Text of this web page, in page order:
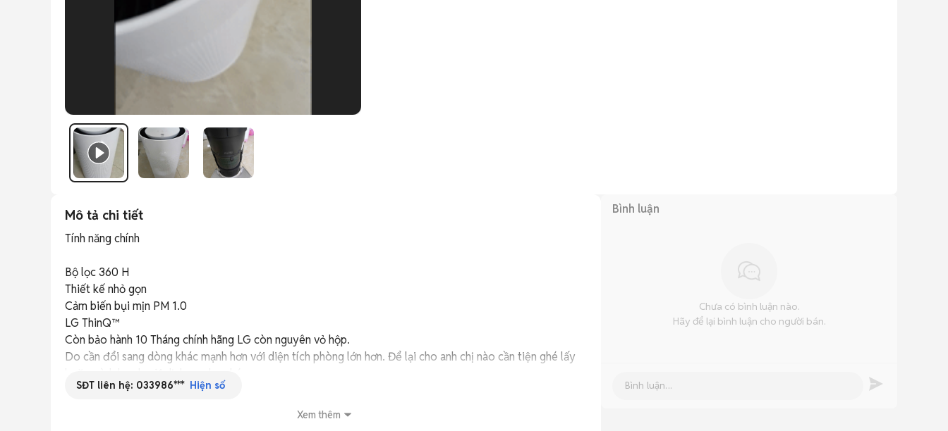
Mô tả chi tiết
Tính năng chính
Bộ lọc 360 H
Thiết kế nhỏ gọn
Cảm biến bụi mịn PM 1.0
LG ThinQ™
Còn bảo hành 10 Tháng chính hãng LG còn nguyên vỏ hộp.
Do cần đổi sang dòng khác mạnh hơn với diện tích phòng lớn hơn. Để lại cho anh chị nào cần tiện ghé lấy
SĐT liên hệ: 033986*** Hiện số
Xem thêm
Bình luận
Chưa có bình luận nào.
Hãy để lại bình luận cho người bán.